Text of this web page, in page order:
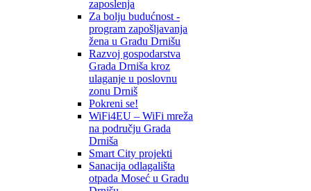
zaposlenja
Za bolju budućnost -
program zapošljavanja
žena u Gradu Drnišu
Razvoj gospodarstva
Grada Drniša kroz
ulaganje u poslovnu
zonu Drniš
Pokreni se!
WiFi4EU – WiFi mreža
na području Grada
Drniša
Smart City projekti
Sanacija odlagališta
otpada Moseć u Gradu